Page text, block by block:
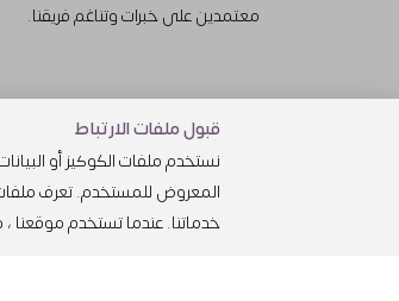
معتمدين على خبرات وتناغم فريقنا.
قبول ملفات الارتباط
نستخدم ملفات الكوكيز أو
المعروض للمستخدم. تعرف ملفات
خدماتنا. عندما تستخدم